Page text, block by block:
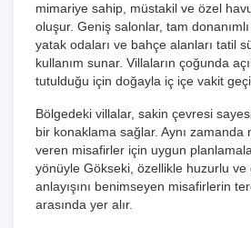
mimariye sahip, müstakil ve özel
oluşur. Geniş salonlar, tam
yatak odaları ve bahçe alanları tatil
kullanım sunar. Villaların çoğunda
tutulduğu için doğayla iç içe vakit
Bölgedeki villalar, sakin çevresi
bir konaklama sağlar. Aynı zamanda
veren misafirler için uygun
yönüyle Gökseki, özellikle huzurlu ve
anlayışını benimseyen misafirlerin
arasında yer alır.